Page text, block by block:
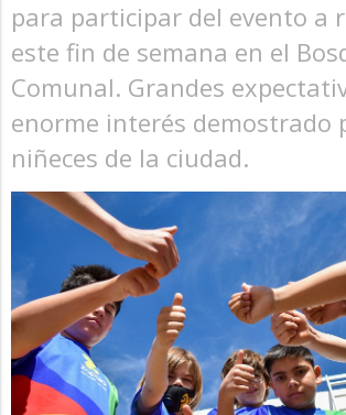
para participar del evento a
este fin de semana en el
Comunal. Grandes
enorme interés demostrado
niñeces de la ciudad.